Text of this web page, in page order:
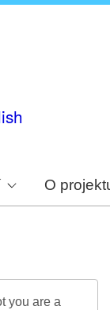
O
you are a